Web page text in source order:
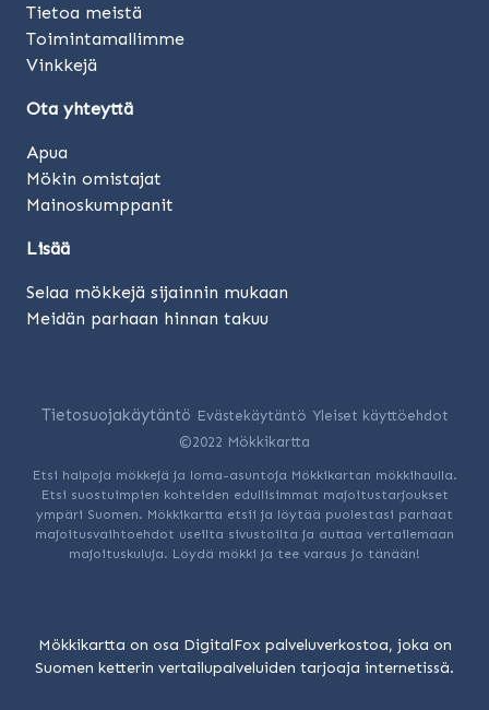
Tietoa meistä
Toimintamallimme
Vinkkejä
Ota yhteyttä
Apua
Mökin omistajat
Mainoskumppanit
Lisää
Selaa mökkejä sijainnin mukaan
Meidän parhaan hinnan takuu
Tietosuojakäytäntö Evästekäytäntö Yleiset käyttöehdot
©2022 Mökkikartta
Etsi halpoja mökkejä ja loma-asuntoja Mökkikartan mökkihaulla.
Etsi suostuimpien kohteiden edullisimmat majoitustarjoukset
ympäri Suomen. Mökkikartta etsii ja löytää puolestasi parhaat
majoitusvaihtoehdot useilta sivustoilta ja auttaa vertailemaan
majoituskuluja. Löydä mökki ja tee varaus jo tänään!
Mökkikartta on osa DigitalFox palveluverkostoa, joka on
Suomen ketterin vertailupalveluiden tarjoaja internetissä.